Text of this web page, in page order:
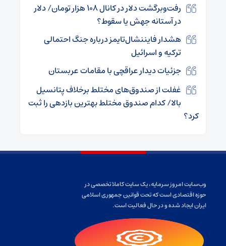
رفت‌وبرگشت دلار در کانال ۱۰۸ هزار تومان/ دلار
در آستانه جهش یا سقوط؟
هشدار فایننشال‌تایمز درباره جنگ احتمالی
ترکیه و اسرائیل
جزئیات دیدار عراقچی با مقامات عربستان
غفلت از صندوق‌های مختلط برخلاف پتانسیل
بالا/ کدام صندوق مختلط بهترین بازدهی را ثبت
کرد؟
وب‌سایت امروز سرمایه، یک سایت کاملا تخصصی در
حوزه اقتصادی است که تحت قوانین جمهوری اسلامی
ایران ایجاد شده و در حال فعالیت است.